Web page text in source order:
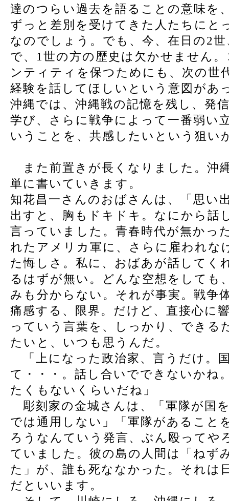
達のつらい過去を語ることの意味を
ずっと差別を受けてきた人たちにと
なのでしょう。でも、今、在日の2
で、1世の方の歴史は欠かせません
ンティティを保つためにも、次の世
経験を話してほしいという意図があ
沖縄では、沖縄戦の記憶を残し、発
学び、さらに戦争によって一番弱い
いうことを、共感したいという狙い
また前置きが長くなりました。沖
単に書いていきます。
知花昌一さんのおばさんは、「思い
出すと、胸もドキドキ。なにから話
言っていました。青春時代が無かっ
れたアメリカ軍に、さらに雇われな
た悔しさ。私に、おばあが話してく
るはずが無い。どんな空想をしても
みも分からない。それが事実。戦争
痛感する、限界。だけど、直接心に
っていう言葉を、しっかり、できる
たいと、いつも思うんだ。
「上になった政治家、言うだけ。
て・・・。話し合いでできないかね
たくもないくらいだね」
彫刻家の金城さんは、「軍隊が国
では通用しない」「軍隊があること
ろうなんていう発言、ぶん殴ってや
ていました。彼の島の人間は「ねず
た」が、誰も死ななかった。それは
だといいます。